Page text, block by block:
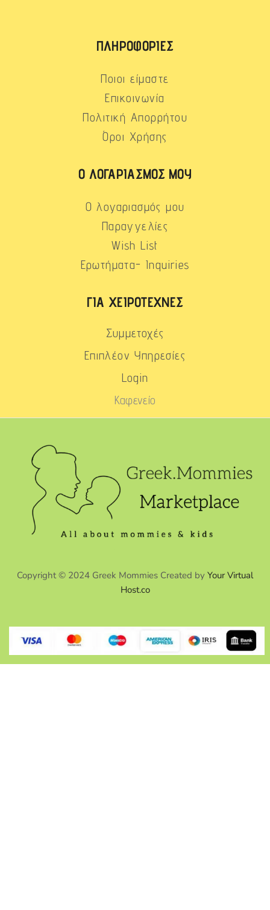
ΠΛΗΡΟΦΟΡΊΕΣ
Ποιοι είμαστε
Επικοινωνία
Πολιτική Απορρήτου
Όροι Χρήσης
Ο ΛΟΓΑΡΙΑΣΜΌΣ ΜΟΥ
Ο λογαριασμός μου
Παραγγελίες
Wish List
Ερωτήματα- Inquiries
ΓΙΑ ΧΕΙΡΟΤΈΧΝΕΣ
Συμμετοχές
Επιπλέον Υπηρεσίες
Login
Καφενείο
Copyright © 2024 Greek Mommies Created by Your Virtual
Host.co